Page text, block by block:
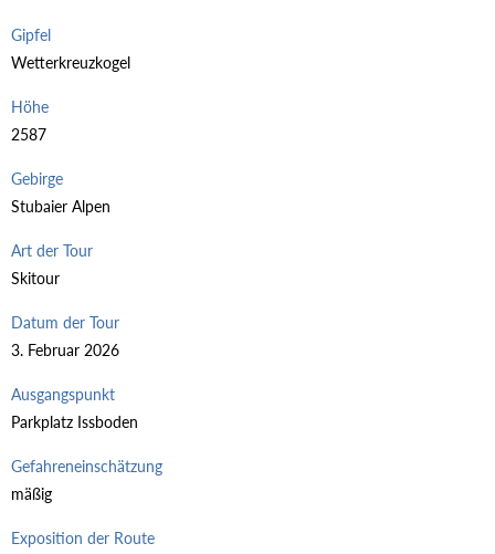
Gipfel
Wetterkreuzkogel
Höhe
2587
Gebirge
Stubaier Alpen
Art der Tour
Skitour
Datum der Tour
3. Februar 2026
Ausgangspunkt
Parkplatz Issboden
Gefahreneinschätzung
mäßig
Exposition der Route